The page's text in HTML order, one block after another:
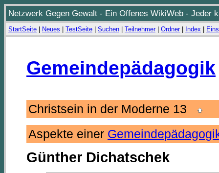
Netzwerk Gegen Gewalt - Ein Offenes WikiWeb - Jeder
StartSeite Neues TestSeite Suchen Teilnehmer| Ordner| Index
Gemeindepädagogik
Christsein in der Moderne 13
Aspekte einer
Günther Dichatschek